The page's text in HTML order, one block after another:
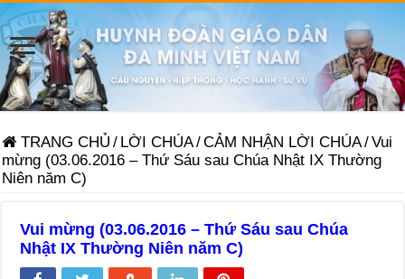
TRANG CHỦ / LỜI CHÚA/CẢM NHẬN LỜI CHÚA/Vui
mừng (03.06.2016 – Thứ Sáu sau Chúa Nhật IX Thường
Niên năm C)
Vui mừng (03.06.2016 – Thứ Sáu sau Chúa
Nhật IX Thường Niên năm C)